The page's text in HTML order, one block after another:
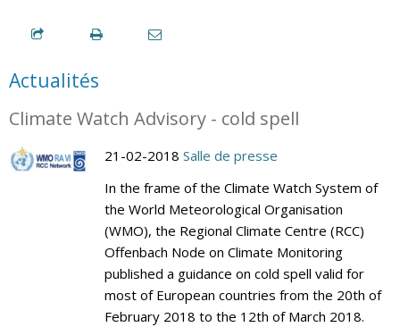
Actualités
Climate Watch Advisory - cold spell
21-02-2018 Salle de presse
In the frame of the Climate Watch System of
the World Meteorological Organisation
(WMO), the Regional Climate Centre (RCC)
Offenbach Node on Climate Monitoring
published a guidance on cold spell valid for
most of European countries from the 20th of
February 2018 to the 12th of March 2018.